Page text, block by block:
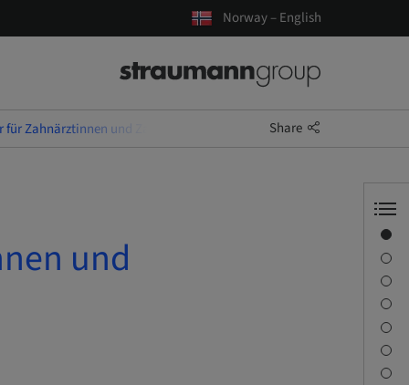
Norway – English
Zahnärztinnen und Zahnärzte (14. Df./2027) Share
und